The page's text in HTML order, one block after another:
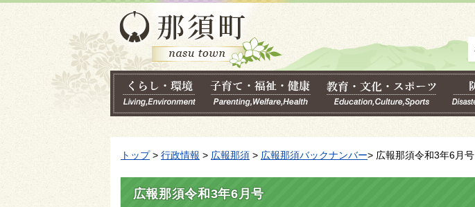
トップ> 行政情報 > 広報那須 > 広報那須バックナンバー> 広報那須令和3年6月号
広報那須令和3年6月号